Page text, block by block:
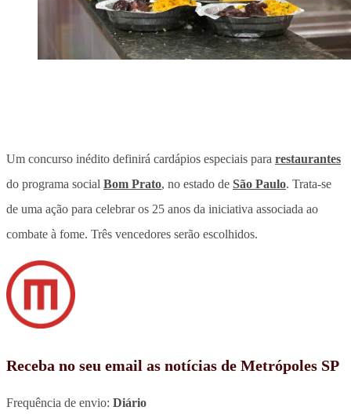
Um concurso inédito definirá cardápios especiais para restaurantes
do programa social Bom Prato, no estado de São Paulo. Trata-se
de uma ação para celebrar os 25 anos da iniciativa associada ao
combate à fome. Três vencedores serão escolhidos.
Receba no seu email as notícias de Metrópoles SP
Frequência de envio: Diário